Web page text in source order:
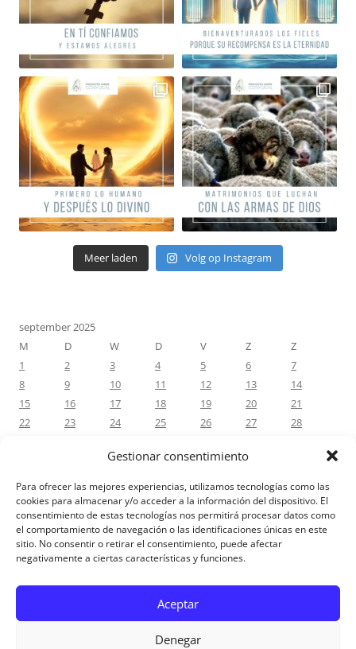
Gestionar consentimiento
Para ofrecer las mejores experiencias, utilizamos tecnologías como las
cookies para almacenar y/o acceder a la información del dispositivo. El
consentimiento de estas tecnologías nos permitirá procesar datos como
el comportamiento de navegación o las identificaciones únicas en este
sitio. No consentir o retirar el consentimiento, puede afectar
negativamente a ciertas características y funciones.
Aceptar
Denegar
Meer laden Volg op Instagram
september 2025
M
D W D V Z
Z
1
2 3 4 5 6
7
8
9 10 11 12 13
14
15
16 17 18 19 20
21
22
23 24 25 26 27
28
RECENTE REACTIES